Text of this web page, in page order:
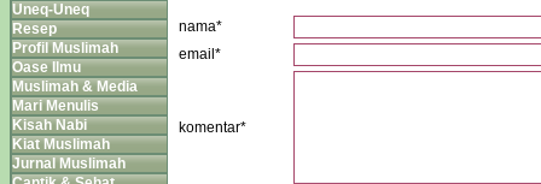
Uneq-Uneq
Resep
Profil Muslimah
Oase Ilmu
Muslimah & Media
Mari Menulis
Kisah Nabi
Kiat Muslimah
Jurnal Muslimah
nama*
email*
komentar*